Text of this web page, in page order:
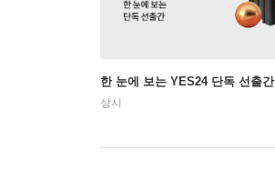
한 눈에 보는 YES24 단독 선출간
상시